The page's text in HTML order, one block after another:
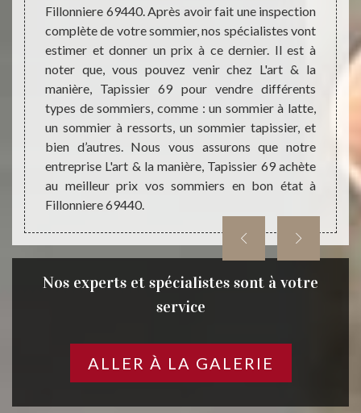
L'art
bon
prix.
;
69
et
à
& la
Fillonniere 69440. Après avoir fait une inspection
complète de votre sommier, nos spécialistes vont
estimer et donner un prix à ce dernier. Il est à
noter que, vous pouvez venir chez L'art & la
manière, Tapissier 69 pour vendre différents
types de sommiers, comme : un sommier à latte,
un sommier à ressorts, un sommier tapissier, et
bien d’autres. Nous vous assurons que notre
entreprise L'art & la manière, Tapissier 69 achète
au meilleur prix vos sommiers en bon état à
Fillonniere 69440.
Nos experts et spécialistes sont à votre
service
ALLER À LA GALERIE